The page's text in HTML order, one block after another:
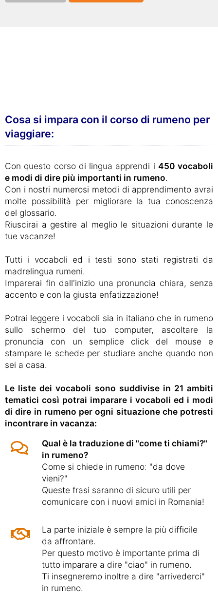
Cosa si impara con il corso di rumeno per
viaggiare:
Con questo corso di lingua apprendi i 450 vocaboli
e modi di dire più importanti in rumeno.
Con i nostri numerosi metodi di apprendimento avrai
molte possibilità per migliorare la tua conoscenza
del glossario.
Riuscirai a gestire al meglio le situazioni durante le
tue vacanze!
Tutti i vocaboli ed i testi sono stati registrati da
madrelingua rumeni.
Imparerai fin dall'inizio una pronuncia chiara, senza
accento e con la giusta enfatizzazione!
Potrai leggere i vocaboli sia in italiano che in rumeno
sullo schermo del tuo computer, ascoltare la
pronuncia con un semplice click del mouse e
stampare le schede per studiare anche quando non
sei a casa.
Le liste dei vocaboli sono suddivise in 21 ambiti
tematici così potrai imparare i vocaboli ed i modi
di dire in rumeno per ogni situazione che potresti
incontrare in vacanza:
Qual è la traduzione di "come ti chiami?"
in rumeno?
Come si chiede in rumeno: "da dove
vieni?"
Queste frasi saranno di sicuro utili per
comunicare con i nuovi amici in Romania!
La parte iniziale è sempre la più difficile
da affrontare.
Per questo motivo è importante prima di
tutto imparare a dire "ciao" in rumeno.
Ti insegneremo inoltre a dire "arrivederci"
in rumeno.